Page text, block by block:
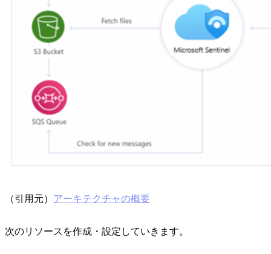
（引用元） アーキテクチャの概要
次のリソースを作成・設定していきます。